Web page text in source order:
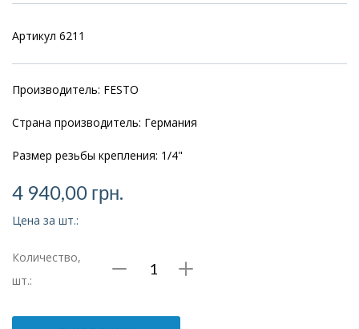
Артикул 6211
Производитель: FESTO
Страна производитель: Германия
Размер резьбы крепления: 1/4"
4 940,00 грн.
Цена за шт.:
Количество,
шт.:
Количество